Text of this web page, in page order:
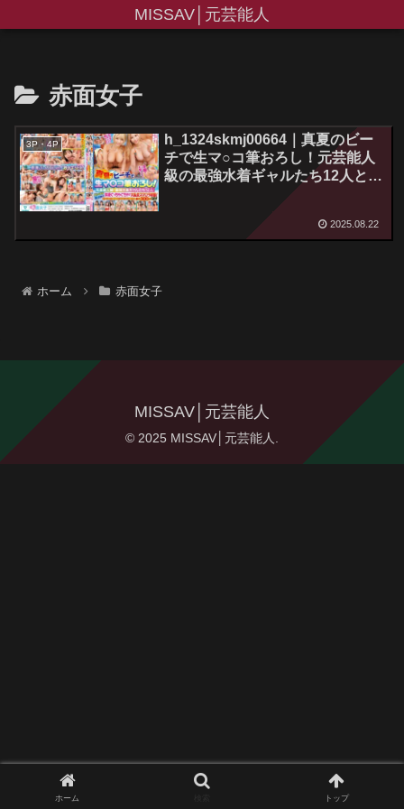
MISSAV│元芸能人
赤面女子
3P・4P
h_1324skmj00664｜真夏のビー
チで生マ○コ筆おろし！元芸能人
級の最強水着ギャルたち12人とバ
ッキバキ童貞勢が体液ぐっちゃぐ
ちゃで大乱交スマ○ラ状態！止ま
らない物価高とは逆行する超お得
2025.08.22
ホーム 赤面女子
MISSAV│元芸能人
© 2025 MISSAV│元芸能人.
ホーム トップ